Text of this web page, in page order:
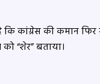
कांग्रेस की कमान
“शेर” बताया।